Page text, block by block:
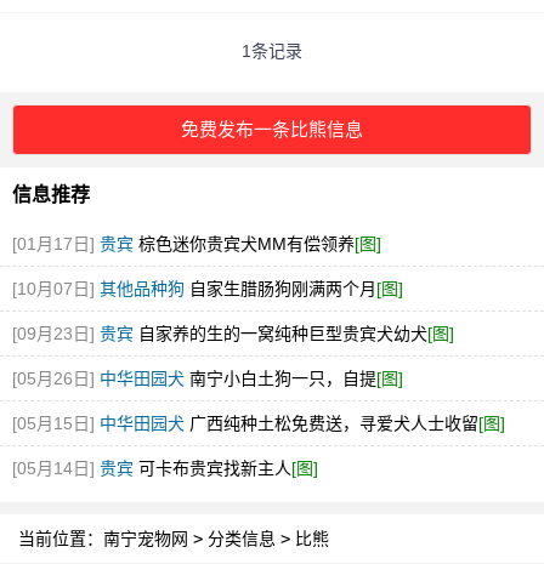
1条记录
免费发布一条比熊信息
信息推荐
[01月17日] 贵宾 棕色迷你贵宾犬MM有偿领养[图]
[10月07日] 其他品种狗 自家生腊肠狗刚满两个月 [图]
[09月23日] 贵宾 自家养的生的一窝纯种巨型贵宾犬幼犬[图]
[05月26日] 中华田园犬 南宁小白土狗一只，自提[图]
[05月15日] 中华田园犬 广西纯种土松免费送，寻爱犬人士收留[图]
[05月14日] 贵宾 可卡布贵宾找新主人[图]
当前位置： 南宁宠物网 > 分类信息 > 比熊